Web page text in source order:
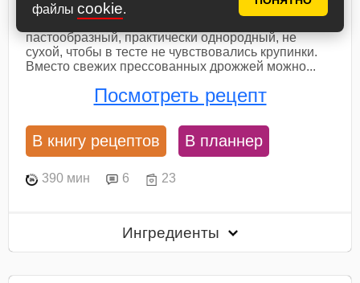
файлы cookie.
приготовления пасхальных куличей с шоколадной
начинкой. Творог желательно брать
пастообразный, практически однородный, не
сухой, чтобы в тесте не чувствовались крупинки.
Вместо свежих прессованных дрожжей можно...
Посмотреть рецепт
В книгу рецептов В планнер
390 мин 6 23
Ингредиенты